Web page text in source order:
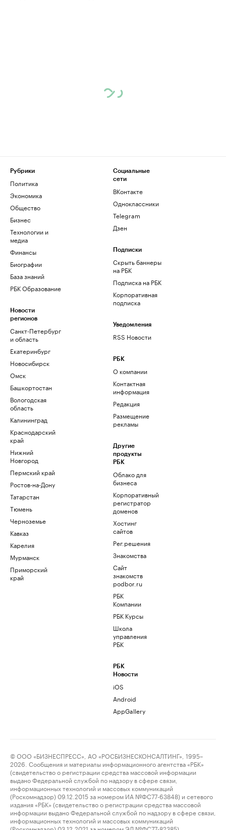
Рубрики
Политика
Экономика
Общество
Бизнес
Технологии и
медиа
Финансы
Биографии
База знаний
РБК Образование
Новости
регионов
Санкт-Петербург
и область
Екатеринбург
Новосибирск
Омск
Башкортостан
Вологодская
область
Калининград
Краснодарский
край
Нижний
Новгород
Пермский край
Ростов-на-Дону
Татарстан
Тюмень
Черноземье
Кавказ
Карелия
Мурманск
Приморский
край
Социальные
сети
ВКонтакте
Одноклассники
Telegram
Дзен
Подписки
Скрыть баннеры
на РБК
Подписка на РБК
Корпоративная
подписка
Уведомления
RSS Новости
РБК
О компании
Контактная
информация
Редакция
Размещение
рекламы
Другие
продукты
РБК
Облако для
бизнеса
Корпоративный
регистратор
доменов
Хостинг
сайтов
Рег.решения
Знакомства
Сайт
знакомств
podbor.ru
РБК
Компании
РБК Курсы
Школа
управления
РБК
РБК
Новости
iOS
Android
AppGallery
© ООО «БИЗНЕСПРЕСС», АО «РОСБИЗНЕСКОНСАЛТИНГ», 1995–
2026. Сообщения и материалы информационного агентства «РБК»
(свидетельство о регистрации средства массовой информации
выдано Федеральной службой по надзору в сфере связи,
информационных технологий и массовых коммуникаций
(Роскомнадзор) 09.12.2015 за номером ИА №ФС77-63848) и сетевого
издания «РБК» (свидетельство о регистрации средства массовой
информации выдано Федеральной службой по надзору в сфере связи,
информационных технологий и массовых коммуникаций